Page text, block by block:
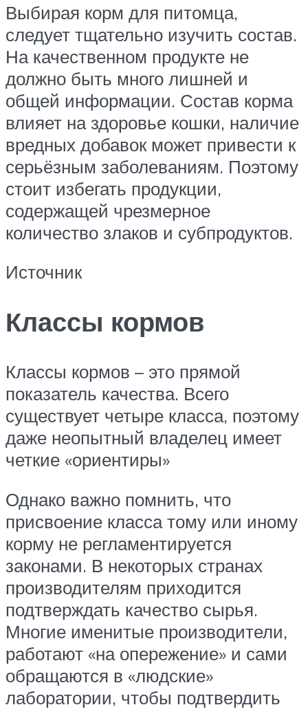
Выбирая корм для питомца,
следует тщательно изучить состав.
На качественном продукте не
должно быть много лишней и
общей информации. Состав корма
влияет на здоровье кошки, наличие
вредных добавок может привести к
серьёзным заболеваниям. Поэтому
стоит избегать продукции,
содержащей чрезмерное
количество злаков и субпродуктов.
Источник
Классы кормов
Классы кормов – это прямой
показатель качества. Всего
существует четыре класса, поэтому
даже неопытный владелец имеет
четкие «ориентиры»
Однако важно помнить, что
присвоение класса тому или иному
корму не регламентируется
законами. В некоторых странах
производителям приходится
подтверждать качество сырья.
Многие именитые производители,
работают «на опережение» и сами
обращаются в «людские»
лаборатории, чтобы подтвердить